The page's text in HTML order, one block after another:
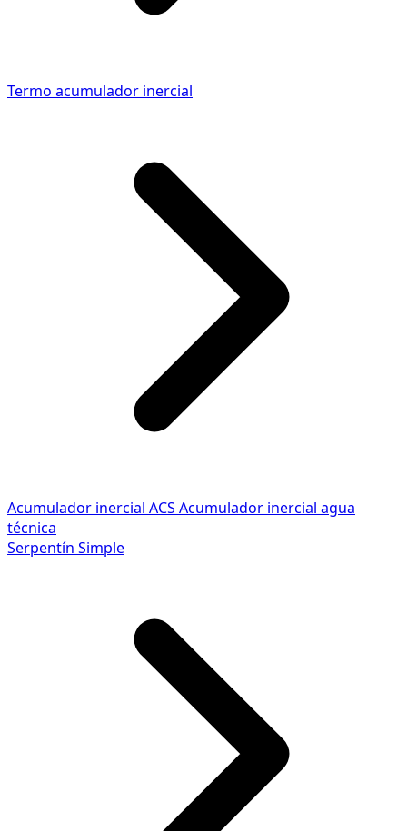
Termo acumulador inercial
Acumulador inercial ACS Acumulador inercial agua
técnica
Serpentín Simple